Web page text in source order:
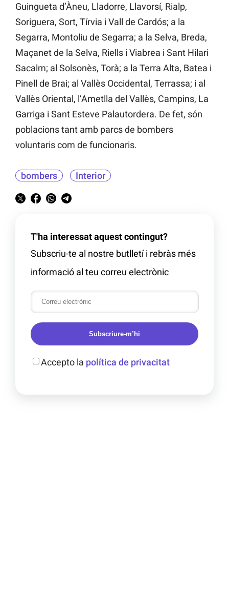
Guingueta d’Àneu, Lladorre, Llavorsí, Rialp,
Soriguera, Sort, Tírvia i Vall de Cardós; a la
Segarra, Montoliu de Segarra; a la Selva, Breda,
Maçanet de la Selva, Riells i Viabrea i Sant Hilari
Sacalm; al Solsonès, Torà; a la Terra Alta, Batea i
Pinell de Brai; al Vallès Occidental, Terrassa; i al
Vallès Oriental, l’Ametlla del Vallès, Campins, La
Garriga i Sant Esteve Palautordera. De fet, són
poblacions tant amb parcs de bombers
voluntaris com de funcionaris.
bombers Interior
T'ha interessat aquest contingut?
Subscriu-te al nostre butlletí i rebràs més
informació al teu correu electrònic
Subscriure-m’hi
Accepto la política de privacitat